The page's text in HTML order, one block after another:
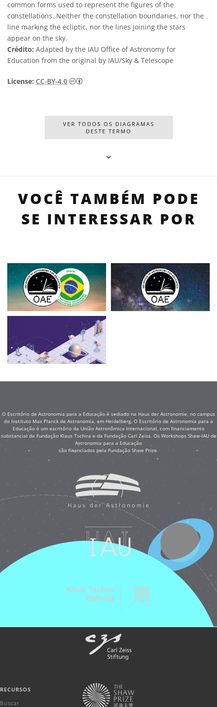
common forms used to represent the figures of the
constellations. Neither the constellation boundaries, nor the
line marking the ecliptic, nor the lines joining the stars
appear on the sky.
Crédito: Adapted by the IAU Office of Astronomy for
Education from the original by IAU/Sky & Telescope
License: CC-BY-4.0 Creative Commons Attribution 4.0
VER TODOS OS DIAGRAMAS
DESTE TERMO
VOCÊ TAMBÉM PODE
SE INTERESSAR POR
O Escritório de Astronomia para a Educação é sediado na Haus der Astronomie, no campus
do Instituto Max Planck de Astronomia, em Heidelberg. O Escritório de Astronomia para a
Educação é um escritório da União Astronômica Internacional, com financiamento
substancial da Fundação Klaus Tschira e da Fundação Carl Zeiss. Os Workshops Shaw-IAU de
Astronomia para a Educação
são financiados pela Fundação Shaw Prize.
RECURSOS
Buscar